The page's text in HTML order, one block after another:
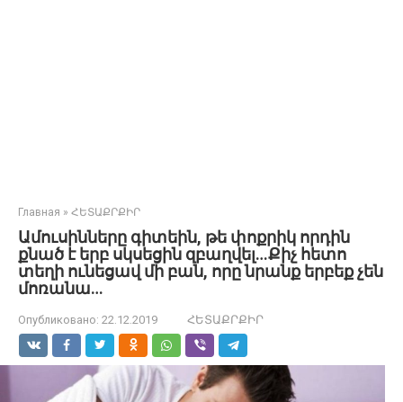
Главная » ՀԵՏԱՔՐՔԻՐ
Ամուսինները գիտեին, թե փոքրիկ որդին
քնած է երբ սկսեցին զբաղվել…Քիչ հետո
տեղի ունեցավ մի բան, որը նրանք երբեք չեն
մոռանա…
Опубликовано: 22.12.2019 ՀԵՏԱՔՐՔԻՐ